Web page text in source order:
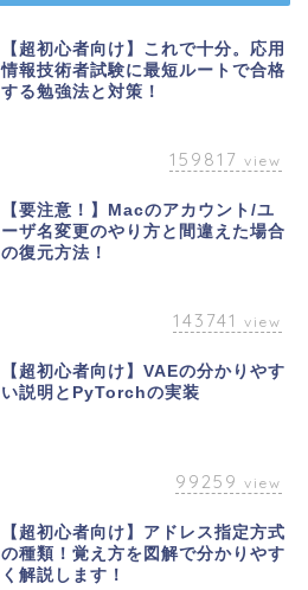
【超初心者向け】これで十分。応用
情報技術者試験に最短ルートで合格
する勉強法と対策！
159817 view
【要注意！】Macのアカウント/ユ
ーザ名変更のやり方と間違えた場合
の復元方法！
143741 view
【超初心者向け】VAEの分かりやす
い説明とPyTorchの実装
99259 view
【超初心者向け】アドレス指定方式
の種類！覚え方を図解で分かりやす
く解説します！